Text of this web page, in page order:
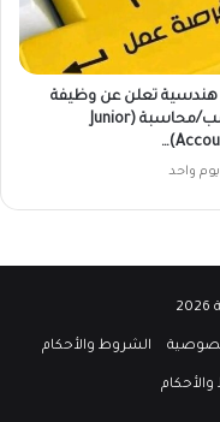
تعلن عن وظيفة
محاسب/محاسبة (Junior
واحد
الشروط والأحكام